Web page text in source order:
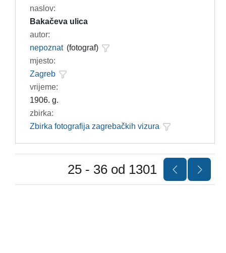
naslov:
Bakačeva ulica
autor:
nepoznat (fotograf)
mjesto:
Zagreb
vrijeme:
1906. g.
zbirka:
Zbirka fotografija zagrebačkih vizura
25 - 36 od 1301